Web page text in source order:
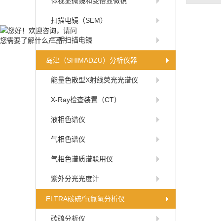
扫描电镜（SEM）
二手扫描电镜
岛津（SHIMADZU）分析仪器
能量色散型X射线荧光光谱仪
X-Ray检查装置（CT）
液相色谱仪
气相色谱仪
气相色谱质谱联用仪
紫外分光光度计
ELTRA碳硫/氧氮氢分析仪
碳硫分析仪